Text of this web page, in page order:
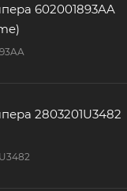
602001893AA
2803201U3482